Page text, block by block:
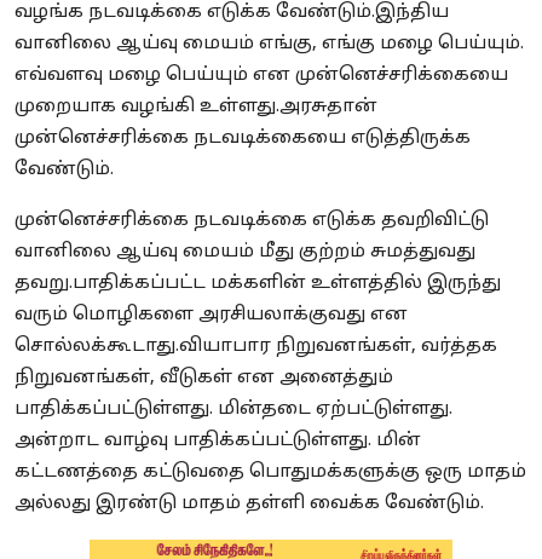
வழங்க நடவடிக்கை எடுக்க வேண்டும்.இந்திய
வானிலை ஆய்வு மையம் எங்கு, எங்கு மழை பெய்யும்.
எவ்வளவு மழை பெய்யும் என முன்னெச்சரிக்கையை
முறையாக வழங்கி உள்ளது.அரசுதான்
முன்னெச்சரிக்கை நடவடிக்கையை எடுத்திருக்க
வேண்டும்.
முன்னெச்சரிக்கை நடவடிக்கை எடுக்க தவறிவிட்டு
வானிலை ஆய்வு மையம் மீது குற்றம் சுமத்துவது
தவறு.பாதிக்கப்பட்ட மக்களின் உள்ளத்தில் இருந்து
வரும் மொழிகளை அரசியலாக்குவது என
சொல்லக்கூடாது.வியாபார நிறுவனங்கள், வர்த்தக
நிறுவனங்கள், வீடுகள் என அனைத்தும்
பாதிக்கப்பட்டுள்ளது. மின்தடை ஏற்பட்டுள்ளது.
அன்றாட வாழ்வு பாதிக்கப்பட்டுள்ளது. மின்
கட்டணத்தை கட்டுவதை பொதுமக்களுக்கு ஒரு மாதம்
அல்லது இரண்டு மாதம் தள்ளி வைக்க வேண்டும்.